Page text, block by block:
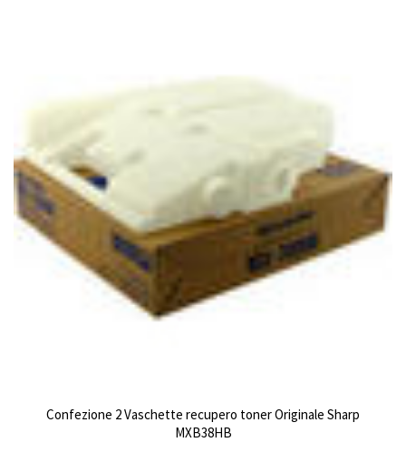
Confezione 2 Vaschette recupero toner Originale Sharp
MXB38HB